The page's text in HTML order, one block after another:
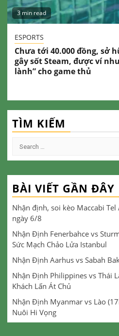
3 min read
ESPORTS
Chưa tới 40.000 đồng, sở
gây sốt Steam, được ví
lành” cho game thủ
TÌM KIẾM
Search
BÀI VIẾT GẦN ĐÂY
Nhận định, soi kèo Maccabi Tel
ngày 6/8
Nhận Định Fenerbahce vs
Sức Mạch Chảo Lửa Istanbul
Nhận Định Aarhus vs Sabah
Nhận Định Philippines vs Thái
Khách Lấn Át Chủ
Nhận Định Myanmar vs Lào
Nuôi Hi Vọng